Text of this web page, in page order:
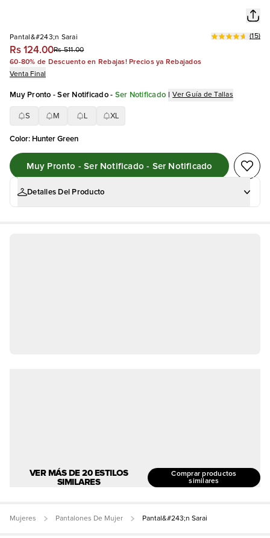
Pantal&#243;n Sarai
Rs 124.00Rs 511.00
(15)
60-80% de Descuento en Rebajas! Precios ya Rebajados
Venta Final
Muy Pronto - Ser Notificado- Ser Notificado | Ver Guía de Tallas
S M XL
Color: Hunter Green
Muy Pronto - Ser Notificado - Ser Notificado
Detalles Del Producto
VER MÁS DE 20 ESTILOS
SIMILARES
Comprar productos
similares
Mujeres Pantalones De Mujer Pantal&#243;n Sarai